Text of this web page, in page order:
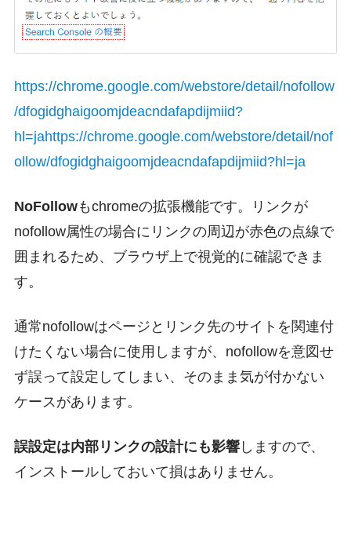
https://chrome.google.com/webstore/detail/nofollow
/dfogidghaigoomjdeacndafapdijmiid?
hl=jahttps://chrome.google.com/webstore/detail/nof
ollow/dfogidghaigoomjdeacndafapdijmiid?hl=ja
NoFollowもchromeの拡張機能です。リンクが
nofollow属性の場合にリンクの周辺が赤色の点線で
囲まれるため、ブラウザ上で視覚的に確認できま
す。
通常nofollowはページとリンク先のサイトを関連付
けたくない場合に使用しますが、nofollowを意図せ
ず誤って設定してしまい、そのまま気が付かない
ケースがあります。
誤設定は内部リンクの設計にも影響しますので、
インストールしておいて損はありません。